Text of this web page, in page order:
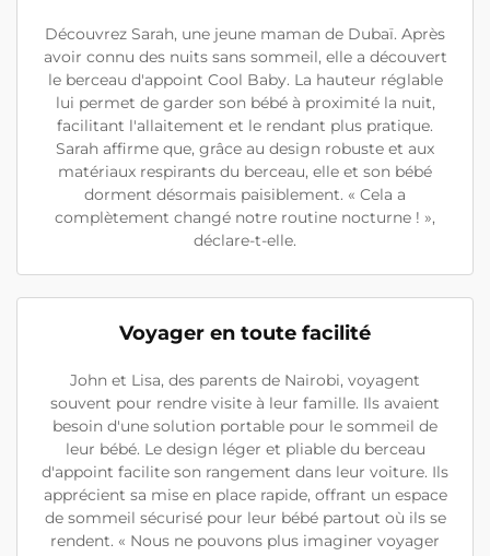
Découvrez Sarah, une jeune maman de Dubaï. Après
avoir connu des nuits sans sommeil, elle a découvert
le berceau d'appoint Cool Baby. La hauteur réglable
lui permet de garder son bébé à proximité la nuit,
facilitant l'allaitement et le rendant plus pratique.
Sarah affirme que, grâce au design robuste et aux
matériaux respirants du berceau, elle et son bébé
dorment désormais paisiblement. « Cela a
complètement changé notre routine nocturne ! »,
déclare-t-elle.
Voyager en toute facilité
John et Lisa, des parents de Nairobi, voyagent
souvent pour rendre visite à leur famille. Ils avaient
besoin d'une solution portable pour le sommeil de
leur bébé. Le design léger et pliable du berceau
d'appoint facilite son rangement dans leur voiture. Ils
apprécient sa mise en place rapide, offrant un espace
de sommeil sécurisé pour leur bébé partout où ils se
rendent. « Nous ne pouvons plus imaginer voyager